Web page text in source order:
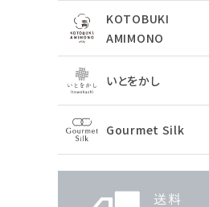
KOTOBUKI
AMIMONO
いとをかし
Gourmet Silk